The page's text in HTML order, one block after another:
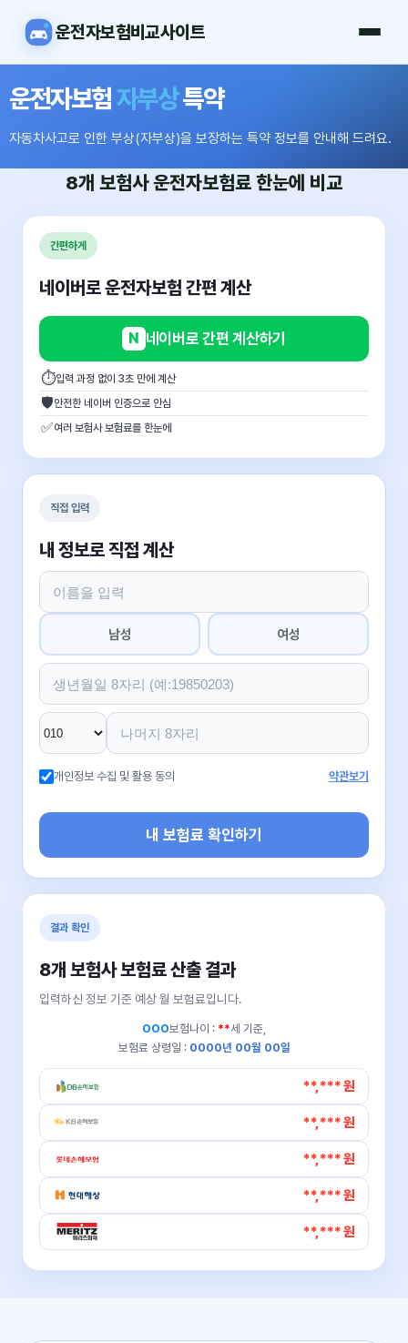
운전자보험비교사이트
운전자보험자부상특약
자동차사고로 인한 부상(자부상)을 보장하는 특약 정보를 안내해 드려요.
8개 보험사운전자보험료 한눈에 비교
간편하게
네이버로 운전자보험 간편 계산
N 네이버로 간편 계산하기
⏱입력 과정 없이 3초 만에 계산
🛡안전한 네이버 인증으로 안심
✅여러 보험사 보험료를 한눈에
직접 입력
내 정보로 직접 계산
남성 여성
개인정보 수집 및 활용 동의 약관보기
내 보험료 확인하기
결과 확인
8개 보험사 보험료 산출 결과
입력하신 정보 기준 예상 월 보험료입니다.
OOO보험나이 : **세 기준,
보험료 상령일 : 0000년 00월 00일
**,*** 원
**,*** 원
**,*** 원
**,*** 원
**,*** 원